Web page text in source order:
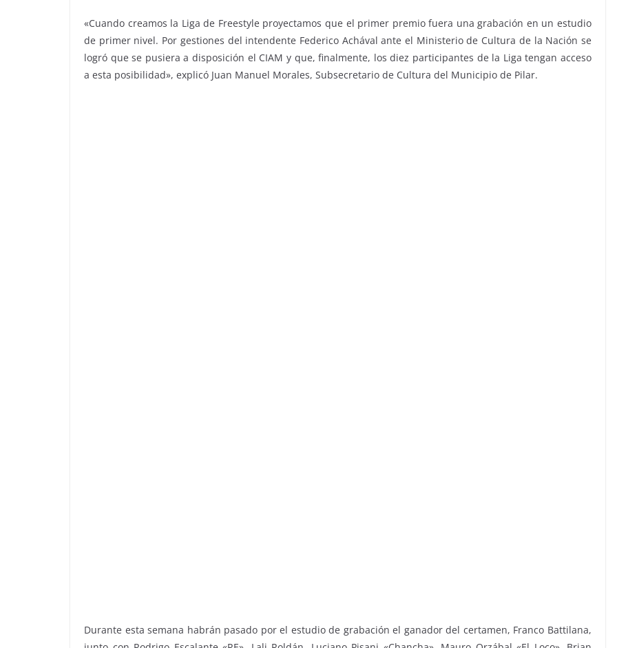
«Cuando creamos la Liga de Freestyle proyectamos que el primer premio fuera una grabación en un estudio
de primer nivel. Por gestiones del intendente Federico Achával ante el Ministerio de Cultura de la Nación se
logró que se pusiera a disposición el CIAM y que, finalmente, los diez participantes de la Liga tengan acceso
a esta posibilidad», explicó Juan Manuel Morales, Subsecretario de Cultura del Municipio de Pilar.
Durante esta semana habrán pasado por el estudio de grabación el ganador del certamen, Franco Battilana,